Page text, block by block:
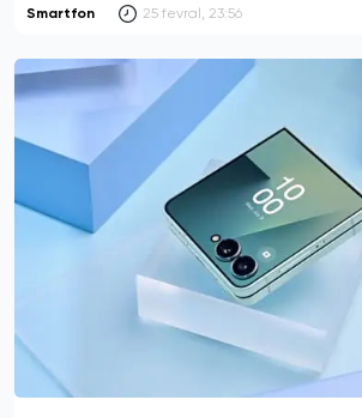
Smartfon 25 fevral, 23:56